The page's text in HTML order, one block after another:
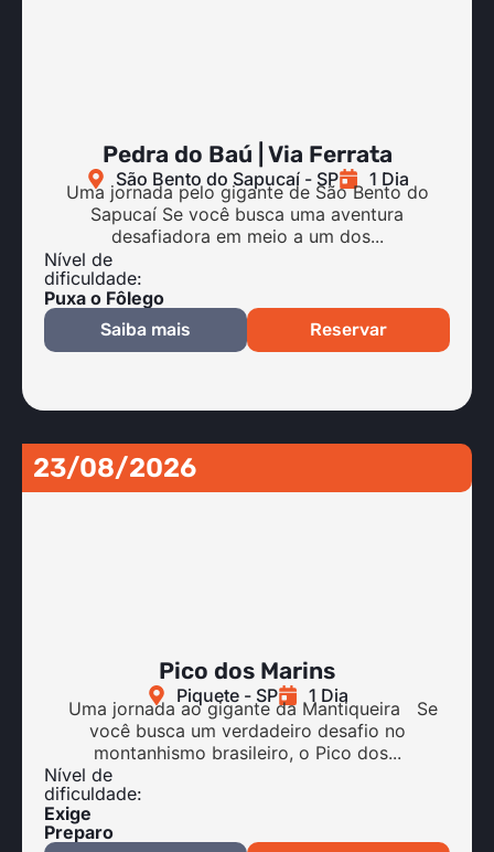
Pedra do Baú | Via Ferrata
São Bento do Sapucaí - SP 1 Dia
Uma jornada pelo gigante de São Bento do
Sapucaí Se você busca uma aventura
desafiadora em meio a um dos...
Nível de
dificuldade:
Puxa o Fôlego
Saiba mais Reservar
23/08/2026
Pico dos Marins
Piquete - SP 1 Dia
Uma jornada ao gigante da Mantiqueira Se
você busca um verdadeiro desafio no
montanhismo brasileiro, o Pico dos...
Nível de
dificuldade:
Exige
Preparo